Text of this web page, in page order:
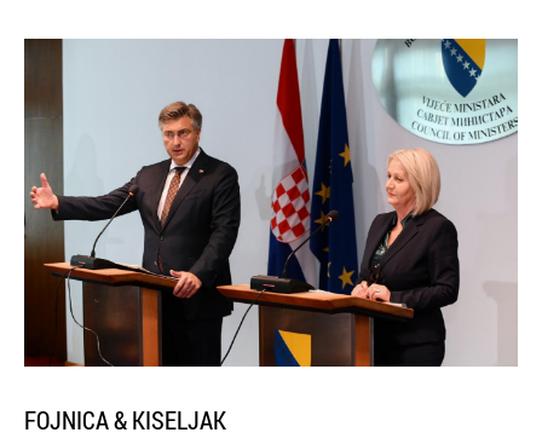
FOJNICA & KISELJAK